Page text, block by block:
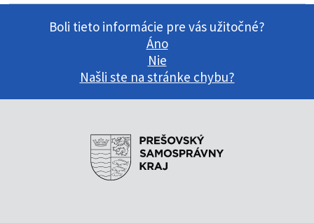
Boli tieto informácie pre vás užitočné?
Áno
Nie
Našli ste na stránke chybu?